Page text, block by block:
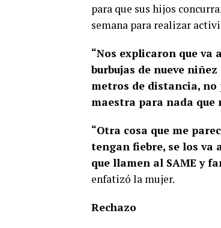
para que sus hijos
semana para realizar
“Nos explicaron que va
burbujas de nueve
metros de distancia, no
maestra para nada que
“Otra cosa que me
tengan fiebre, se los va
que llamen al SAME y
enfatizó la mujer.
Rechazo